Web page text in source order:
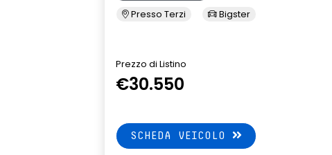
Presso Terzi Bigster
Prezzo di Listino
€30.550
SCHEDA VEICOLO